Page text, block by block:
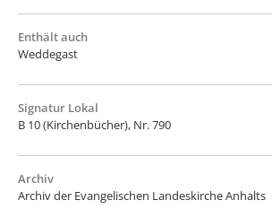
Enthält auch
Weddegast
Signatur Lokal
B 10 (Kirchenbücher), Nr. 790
Archiv
Archiv der Evangelischen Landeskirche Anhalts